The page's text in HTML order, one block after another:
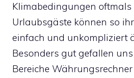
Klimabedingungen oftmals
Urlaubsgäste können so
einfach und unkompliziert
Besonders gut gefallen
Bereiche